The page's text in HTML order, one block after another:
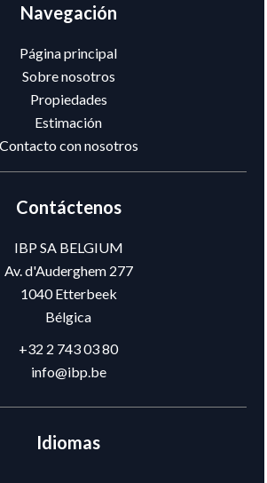
Navegación
Página principal
Sobre nosotros
Propiedades
Estimación
Contacto con nosotros
Contáctenos
IBP SA BELGIUM
Av. d'Auderghem 277
1040Etterbeek
Bélgica
+32 2 743 03 80
info@ibp.be
Idiomas